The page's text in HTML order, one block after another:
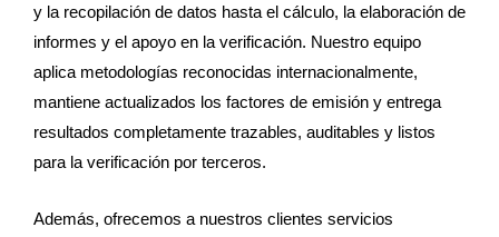
y la recopilación de datos hasta el cálculo, la elaboración de
informes y el apoyo en la verificación. Nuestro equipo
aplica metodologías reconocidas internacionalmente,
mantiene actualizados los factores de emisión y entrega
resultados completamente trazables, auditables y listos
para la verificación por terceros.
Además, ofrecemos a nuestros clientes servicios